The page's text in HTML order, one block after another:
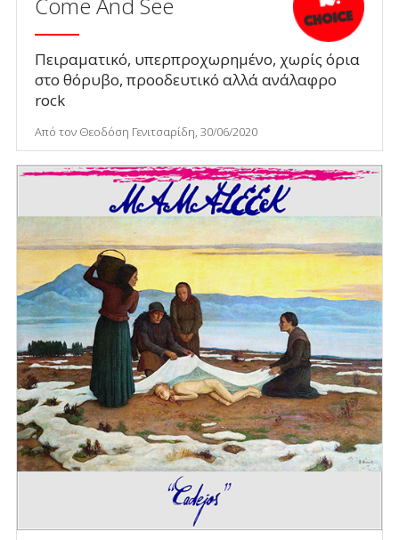
Come Αnd See
Πειραματικό, υπερπροχωρημένο, χωρίς όρια
στο θόρυβο, προοδευτικό αλλά ανάλαφρο
rock
Από τον Θεοδόση Γενιτσαρίδη, 30/06/2020